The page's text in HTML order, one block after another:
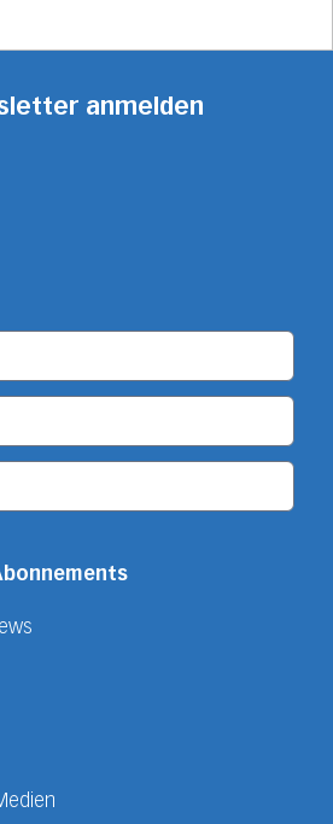
anmelden